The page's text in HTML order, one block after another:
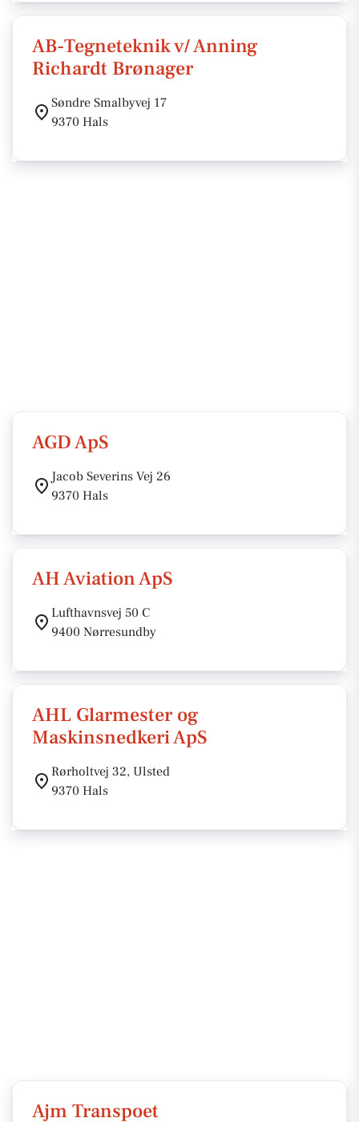
AB-Tegneteknik v/ Anning
Richardt Brønager
Søndre Smalbyvej 17
9370 Hals
AGD ApS
Jacob Severins Vej 26
9370 Hals
AH Aviation ApS
Lufthavnsvej 50 C
9400 Nørresundby
AHL Glarmester og
Maskinsnedkeri ApS
Rørholtvej 32, Ulsted
9370 Hals
Ajm Transpoet